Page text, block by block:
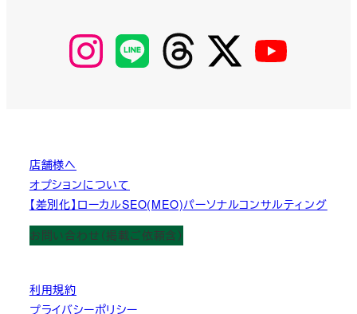
【Instagram】
MyKOBAKO
【LINE】 【threads】 【Twitter】
店舗様へ
オプションについて
【差別化】ローカルSEO(MEO)パーソナルコンサルティング
お問い合わせ（掲載ご依頼含）
利用規約
プライバシーポリシー